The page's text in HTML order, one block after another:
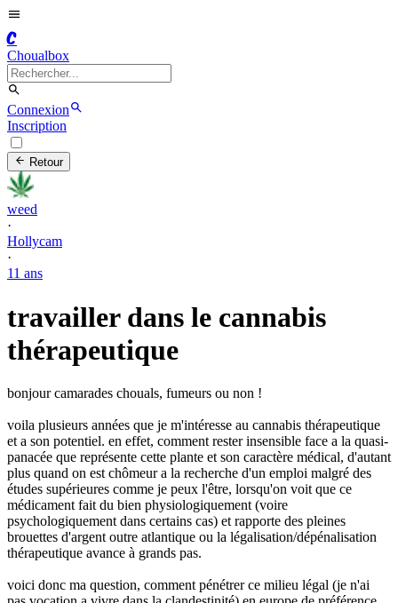
C
Choualbox
Connexion
Inscription
Retour
weed
·
Hollycam
·
11 ans
travailler dans le cannabis
thérapeutique
bonjour camarades chouals, fumeurs ou non !
voila plusieurs années que je m'intéresse au cannabis thérapeutique
et a son potentiel. en effet, comment rester insensible face a la quasi-
panacée que représente cette plante et son caractère médical, d'autant
plus quand on est chômeur a la recherche d'un emploi malgré des
études supérieures comme je peux l'être, lorsqu'on voit que ce
médicament fait du bien physiologiquement (voire
psychologiquement dans certains cas) et rapporte des pleines
brouettes d'argent outre atlantique ou la légalisation/dépénalisation
thérapeutique avance à grands pas.
voici donc ma question, comment pénétrer ce milieu légal (je n'ai